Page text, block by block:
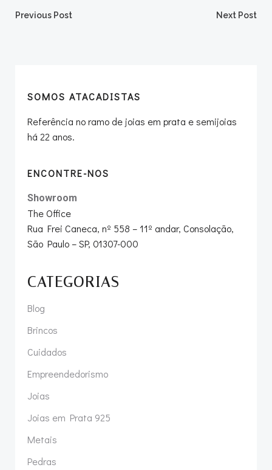
Post
Previous Post Next Post
SOMOS ATACADISTAS
Referência no ramo de joias em prata e semijoias
há 22 anos.
ENCONTRE-NOS
Showroom
The Office
Rua Frei Caneca, nº 558 – 11º andar, Consolação,
São Paulo – SP, 01307-000
CATEGORIAS
Blog
Brincos
Cuidados
Empreendedorismo
Joias
Joias em Prata 925
Metais
Pedras